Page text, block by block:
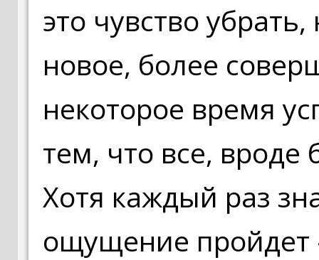
это чувство
новое, более
некоторое время
тем, что все, вроде
Хотя каждый раз
ощущение пройдет